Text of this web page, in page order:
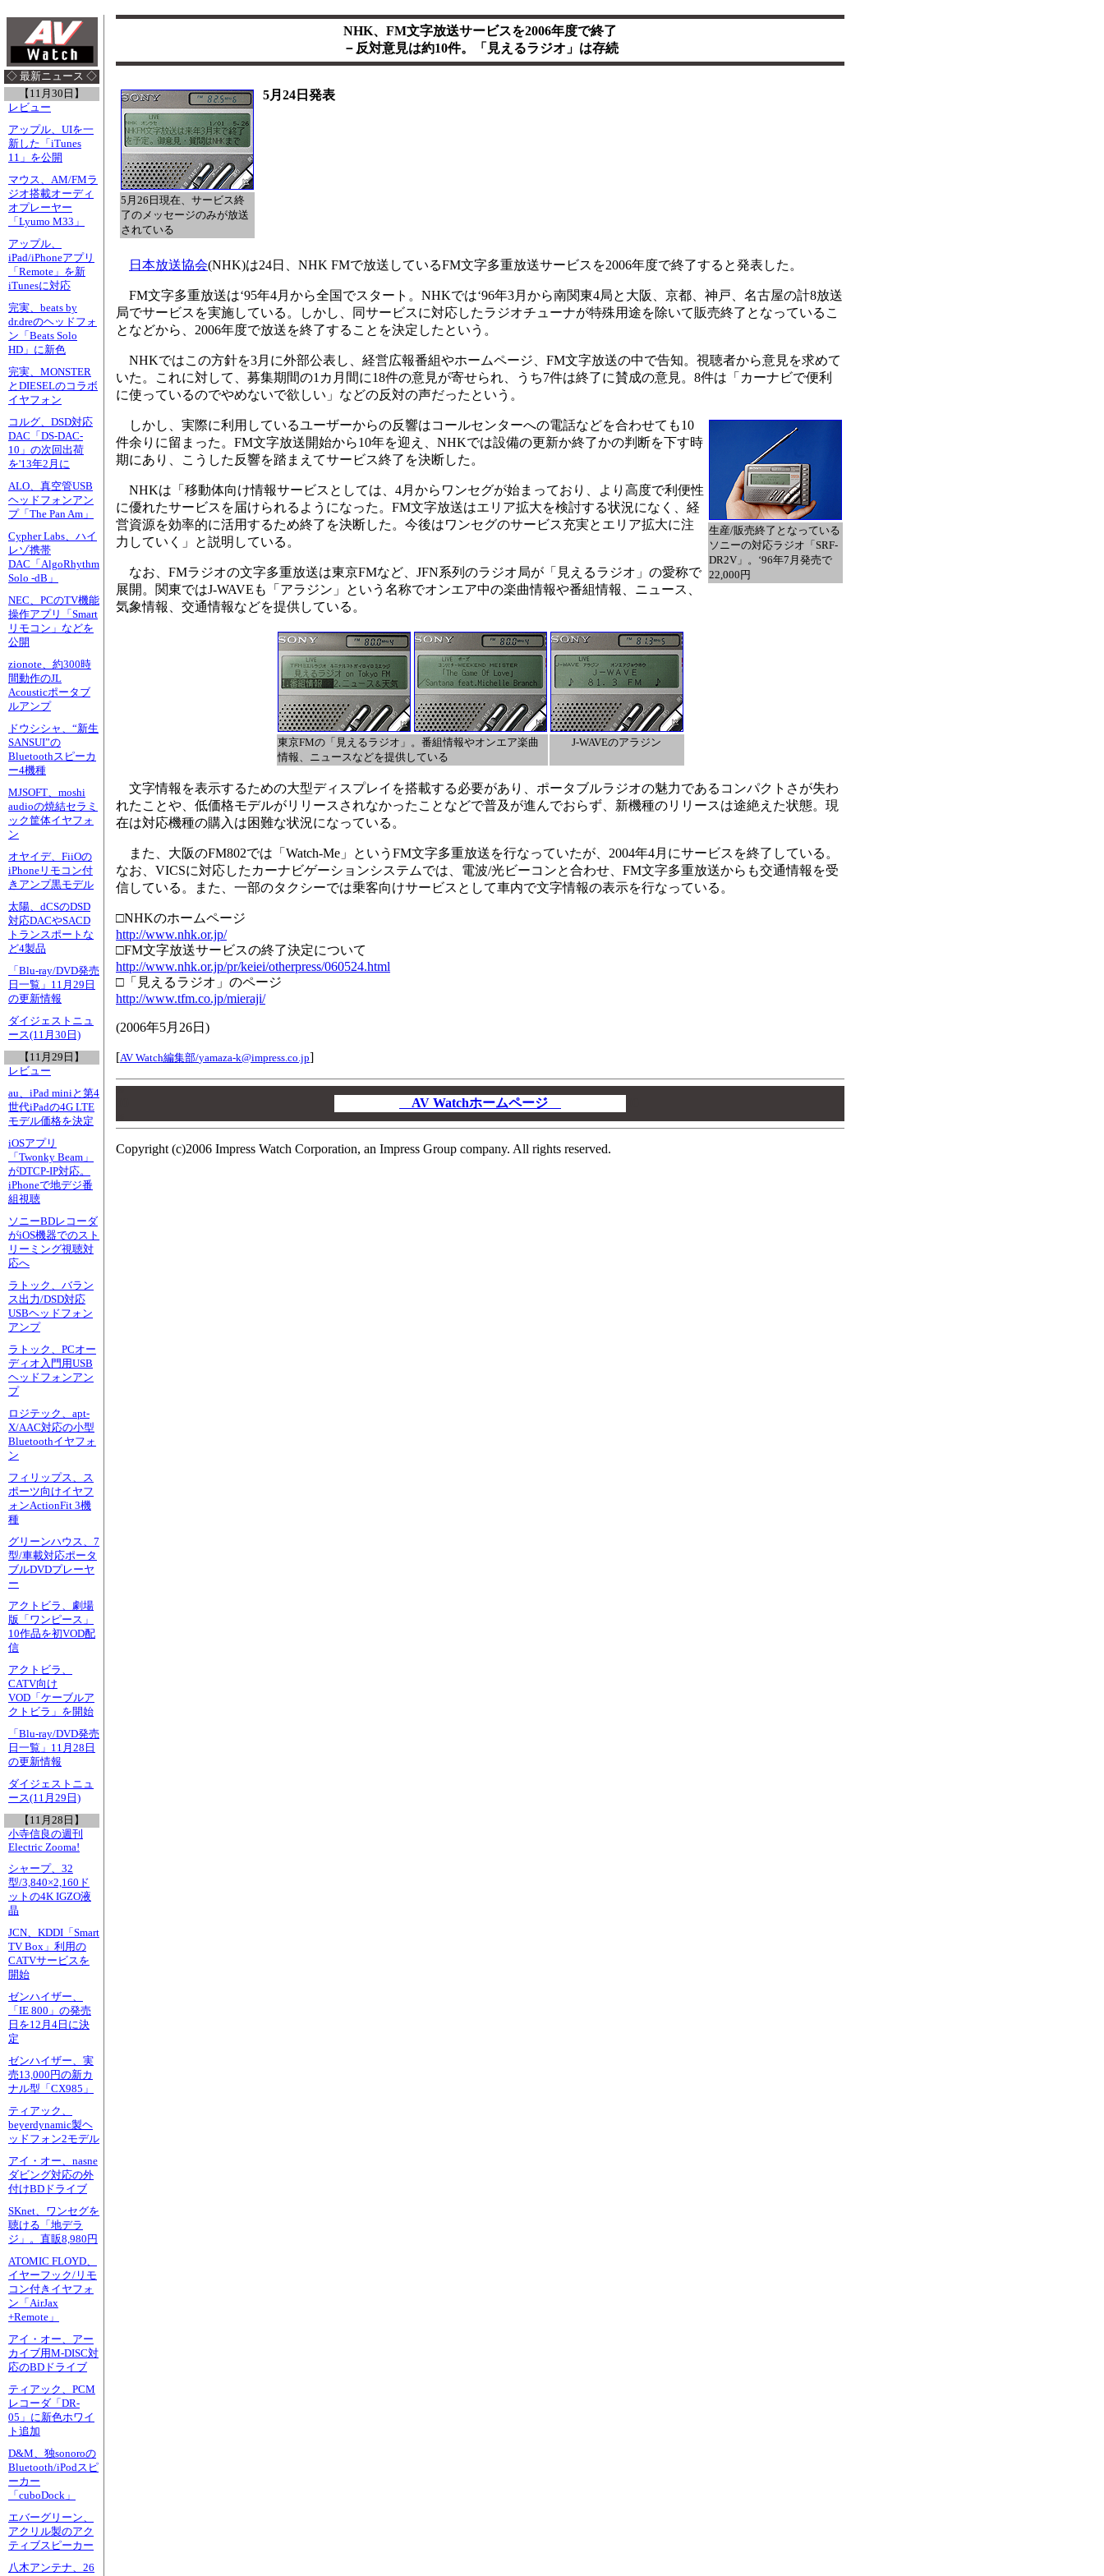
◇ 最新ニュース ◇
【11月30日】
レビュー
アップル、UIを一
新した「iTunes
11」を公開
マウス、AM/FMラ
ジオ搭載オーディ
オプレーヤー
「Lyumo M33」
アップル、
iPad/iPhoneアプリ
「Remote」を新
iTunesに対応
完実、beats by
dr.dreのヘッドフォ
ン「Beats Solo
HD」に新色
完実、MONSTER
とDIESELのコラボ
イヤフォン
コルグ、DSD対応
DAC「DS-DAC-
10」の次回出荷
を'13年2月に
ALO、真空管USB
ヘッドフォンアン
プ「The Pan Am」
Cypher Labs、ハイ
レゾ携帯
DAC「AlgoRhythm
Solo -dB」
NEC、PCのTV機能
操作アプリ「Smart
リモコン」などを
公開
zionote、約300時
間動作のJL
Acousticポータブ
ルアンプ
ドウシシャ、“新生
SANSUI”の
Bluetoothスピーカ
ー4機種
MJSOFT、moshi
audioの焼結セラミ
ック筐体イヤフォ
ン
オヤイデ、FiiOの
iPhoneリモコン付
きアンプ黒モデル
太陽、dCSのDSD
対応DACやSACD
トランスポートな
ど4製品
「Blu-ray/DVD発売
日一覧」11月29日
の更新情報
ダイジェストニュ
ース(11月30日)
【11月29日】
レビュー
au、iPad miniと第4
世代iPadの4G LTE
モデル価格を決定
iOSアプリ
「Twonky Beam」
がDTCP-IP対応。
iPhoneで地デジ番
組視聴
ソニーBDレコーダ
がiOS機器でのスト
リーミング視聴対
応へ
ラトック、バラン
ス出力/DSD対応
USBヘッドフォン
アンプ
ラトック、PCオー
ディオ入門用USB
ヘッドフォンアン
プ
ロジテック、apt-
X/AAC対応の小型
Bluetoothイヤフォ
ン
フィリップス、ス
ポーツ向けイヤフ
ォンActionFit 3機
種
グリーンハウス、7
型/車載対応ポータ
ブルDVDプレーヤ
ー
アクトビラ、劇場
版「ワンピース」
10作品を初VOD配
信
アクトビラ、
CATV向け
VOD「ケーブルア
クトビラ」を開始
「Blu-ray/DVD発売
日一覧」11月28日
の更新情報
ダイジェストニュ
ース(11月29日)
【11月28日】
小寺信良の週刊
Electric Zooma!
シャープ、32
型/3,840×2,160ド
ットの4K IGZO液
晶
JCN、KDDI「Smart
TV Box」利用の
CATVサービスを
開始
ゼンハイザー、
「IE 800」の発売
日を12月4日に決
定
ゼンハイザー、実
売13,000円の新カ
ナル型「CX985」
ティアック、
beyerdynamic製ヘ
ッドフォン2モデル
アイ・オー、nasne
ダビング対応の外
付けBDドライブ
SKnet、ワンセグを
聴ける「地デラ
ジ」。直販8,980円
ATOMIC FLOYD、
イヤーフック/リモ
コン付きイヤフォ
ン「AirJax
+Remote」
アイ・オー、アー
カイブ用M-DISC対
応のBDドライブ
ティアック、PCM
レコーダ「DR-
05」に新色ホワイ
ト追加
D&M、独sonoroの
Bluetooth/iPodスピ
ーカー
「cuboDock」
エバーグリーン、
アクリル製のアク
ティブスピーカー
八木アンテナ、26
NHK、FM文字放送サービスを2006年度で終了
－反対意見は約10件。「見えるラジオ」は存続
5月26日現在、サービス終
了のメッセージのみが放送
されている
5月24日発表
日本放送協会(NHK)は24日、NHK FMで放送しているFM文字多重放送サービスを2006年度で終了すると発表した。
FM文字多重放送は‘95年4月から全国でスタート。NHKでは‘96年3月から南関東4局と大阪、京都、神戸、名古屋の計8放送
局でサービスを実施している。しかし、同サービスに対応したラジオチューナが特殊用途を除いて販売終了となっているこ
となどから、2006年度で放送を終了することを決定したという。
NHKではこの方針を3月に外部公表し、経営広報番組やホームページ、FM文字放送の中で告知。視聴者から意見を求めて
いた。これに対して、募集期間の1カ月間に18件の意見が寄せられ、うち7件は終了に賛成の意見。8件は「カーナビで便利
に使っているのでやめないで欲しい」などの反対の声だったという。
生産/販売終了となっている
ソニーの対応ラジオ「SRF-
DR2V」。‘96年7月発売で
22,000円
しかし、実際に利用しているユーザーからの反響はコールセンターへの電話などを合わせても10
件余りに留まった。FM文字放送開始から10年を迎え、NHKでは設備の更新か終了かの判断を下す時
期にあり、こうした反響を踏まえてサービス終了を決断した。
NHKは「移動体向け情報サービスとしては、4月からワンセグが始まっており、より高度で利便性
に優れたサービスを届けられるようになった。FM文字放送はエリア拡大を検討する状況になく、経
営資源を効率的に活用するため終了を決断した。今後はワンセグのサービス充実とエリア拡大に注
力していく」と説明している。
なお、FMラジオの文字多重放送は東京FMなど、JFN系列のラジオ局が「見えるラジオ」の愛称で
展開。関東ではJ-WAVEも「アラジン」という名称でオンエア中の楽曲情報や番組情報、ニュース、
気象情報、交通情報などを提供している。
東京FMの「見えるラジオ」。番組情報やオンエア楽曲
情報、ニュースなどを提供している
J-WAVEのアラジン
文字情報を表示するための大型ディスプレイを搭載する必要があり、ポータブルラジオの魅力であるコンパクトさが失わ
れたことや、低価格モデルがリリースされなかったことなどで普及が進んでおらず、新機種のリリースは途絶えた状態。現
在は対応機種の購入は困難な状況になっている。
また、大阪のFM802では「Watch-Me」というFM文字多重放送を行なっていたが、2004年4月にサービスを終了している。
なお、VICSに対応したカーナビゲーションシステムでは、電波/光ビーコンと合わせ、FM文字多重放送からも交通情報を受
信している。また、一部のタクシーでは乗客向けサービスとして車内で文字情報の表示を行なっている。
□NHKのホームページ
http://www.nhk.or.jp/
□FM文字放送サービスの終了決定について
http://www.nhk.or.jp/pr/keiei/otherpress/060524.html
□「見えるラジオ」のページ
http://www.tfm.co.jp/mieraji/
(2006年5月26日 )
[AV Watch編集部/yamaza-k@impress.co.jp]
AV Watchホームページ
Copyright (c)2006 Impress Watch Corporation, an Impress Group company. All rights reserved.